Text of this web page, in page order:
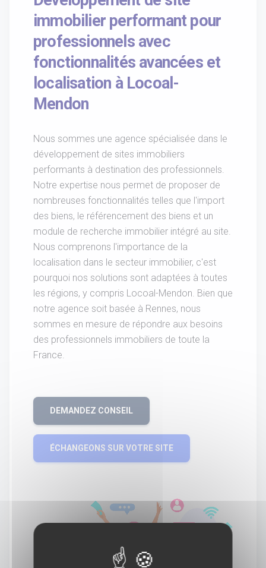
immobilier performant pour
professionnels avec
fonctionnalités avancées et
localisation à Locoal-
Mendon
Nous sommes une agence spécialisée dans le
développement de sites immobiliers
performants à destination des professionnels.
Notre expertise nous permet de proposer de
nombreuses fonctionnalités telles que l'import
des biens, le référencement des biens et un
module de recherche immobilier intégré au site.
Nous comprenons l'importance de la
localisation dans le secteur immobilier, c'est
pourquoi nos solutions sont adaptées à toutes
les régions, y compris Locoal-Mendon. Bien que
notre agence soit basée à Rennes, nous
sommes en mesure de répondre aux besoins
des professionnels immobiliers de toute la
France.
DEMANDEZ CONSEIL
ÉCHANGEONS SUR VOTRE SITE